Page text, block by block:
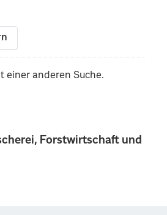
Forstwirtschaft und
einer anderen Suche.